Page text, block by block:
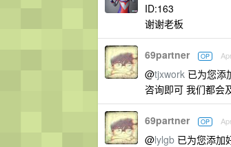
ID:163
谢谢老板
69partner OP
@tjxwork 已为您添
咨询即可 我们都会
69partner OP
@lylgb 已为您添加